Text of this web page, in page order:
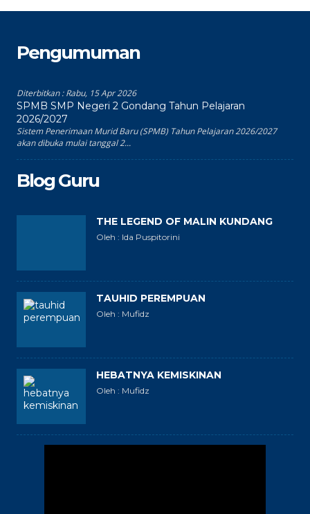
Pengumuman
Diterbitkan :Rabu, 15 Apr 2026
SPMB SMP Negeri 2 Gondang Tahun Pelajaran
2026/2027
Sistem Penerimaan Murid Baru (SPMB) Tahun Pelajaran 2026/2027
akan dibuka mulai tanggal 2...
Blog Guru
THE LEGEND OF MALIN KUNDANG
Oleh : Ida Puspitorini
TAUHID PEREMPUAN
Oleh : Mufidz
HEBATNYA KEMISKINAN
Oleh : Mufidz